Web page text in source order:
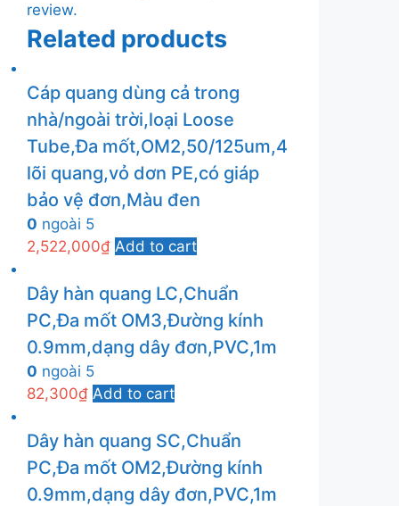
review.
Related products
Cáp quang dùng cả trong
nhà/ngoài trời,loại Loose
Tube,Đa mốt,OM2,50/125um,4
lõi quang,vỏ dơn PE,có giáp
bảo vệ đơn,Màu đen
0 ngoài 5
2,522,000₫ Add to cart
Dây hàn quang LC,Chuẩn
PC,Đa mốt OM3,Đường kính
0.9mm,dạng dây đơn,PVC,1m
0 ngoài 5
82,300₫ Add to cart
Dây hàn quang SC,Chuẩn
PC,Đa mốt OM2,Đường kính
0.9mm,dạng dây đơn,PVC,1m